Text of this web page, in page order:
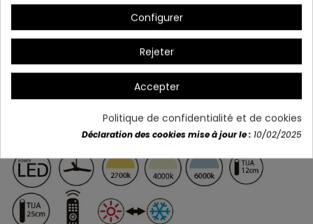
Configurer
Rejeter
Accepter
Politique de confidentialité et de cookies
Déclaration des cookies mise à jour le : 10/02/2025